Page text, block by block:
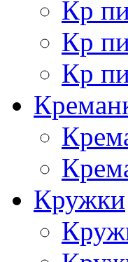
Кр
Кр
Кр
Кружки